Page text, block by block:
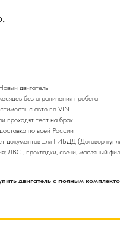
двигатель
без ограничения пробега
с авто по VIN
проходят тест на брак
по всей России
документов для ГИБДД (Договор
ДВС , прокладки, свечи, масляный
двигатель с полным